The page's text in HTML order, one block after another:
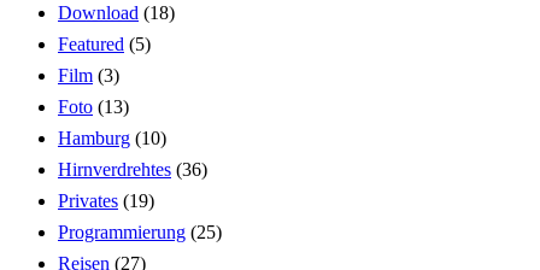
Download (18)
Featured (5)
Film (3)
Foto (13)
Hamburg (10)
Hirnverdrehtes (36)
Privates (19)
Programmierung (25)
Reisen (27)